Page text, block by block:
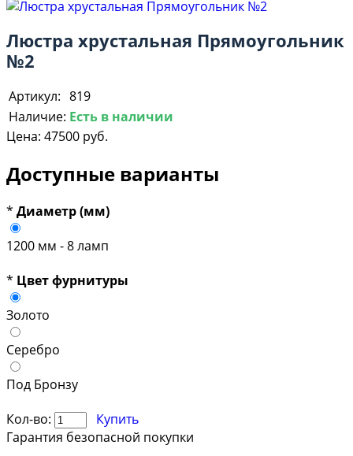
Люстра хрустальная Прямоугольник
№2
Артикул: 819
Наличие: Есть в наличии
Цена: 47500 руб.
Доступные варианты
* Диаметр (мм)
1200 мм - 8 ламп
* Цвет фурнитуры
Золото
Серебро
Под Бронзу
Кол-во:
Купить
Гарантия безопасной покупки